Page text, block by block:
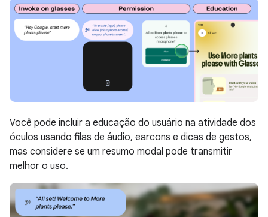
Você pode incluir a educação do usuário na atividade dos
óculos usando filas de áudio, earcons e dicas de gestos,
mas considere se um resumo modal pode transmitir
melhor o uso.